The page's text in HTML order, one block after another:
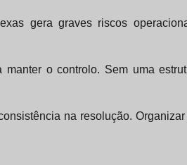
gera graves riscos
o controlo. Sem uma
na resolução.